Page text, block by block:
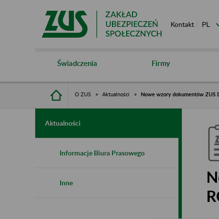
Kontakt
Świadczenia Firmy
O ZUS Aktualności Nowe wzory dokumentów ZUS
Aktualności
Informacje Biura Prasowego
Inne